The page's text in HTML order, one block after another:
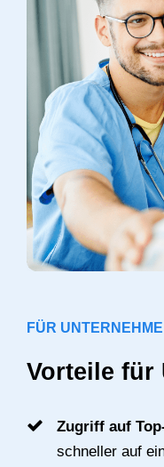
FÜR
Vorteile für
Zugriff auf
schneller auf